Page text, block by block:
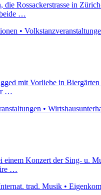
Rossackerstrasse in
beide …
•
mit Vorliebe in
…
•
Konzert der Sing- u.
…
trad. Musik •